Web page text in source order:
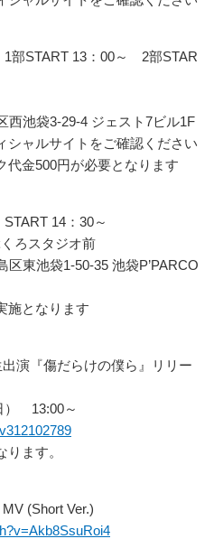
部START 13：00～ 2部STAR
西池袋3-29-4 ジェスト7ビル1F
ャルサイトをご確認ください
金500円が必要となります
14：30～
ろスタジオ前
東池袋1-50-35 池袋P’PARCO
施となります
演『傷だらけの僕ら』リリー
） 13:00～
ます。
(Short Ver.)